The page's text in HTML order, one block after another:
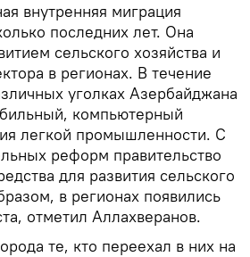
внутренняя миграция
последних лет. Она
сельского хозяйства и
в регионах. В течение
уголках Азербайджана
компьютерный
легкой промышленности. С
реформ правительство
для развития сельского
в регионах появились
отметил Аллахверанов.
те, кто переехал в них на